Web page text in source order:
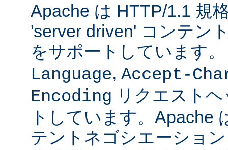
Apache は HTTP/1.1 規
'server driven' コンテン
をサポートしています
Language, Accept-
Encoding リクエスト
トしています。Apache
テントネゴシエーショ